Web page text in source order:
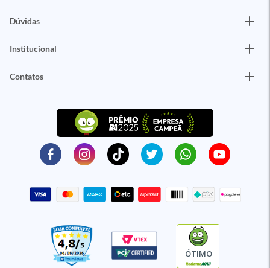
Dúvidas
Institucional
Contatos
ÓTIMO